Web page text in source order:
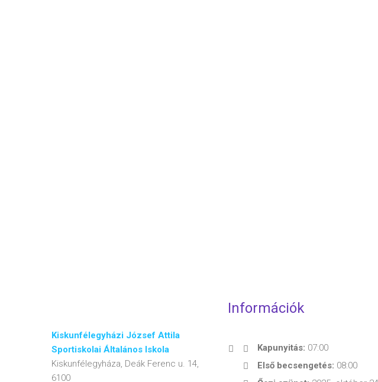
Kiskunfélegyházi József Attila
Sportiskolai Általános Iskola
Kiskunfélegyháza, Deák Ferenc u. 14,
6100
Információk
Kapunyitás: 07:00
Első becsengetés: 08:00